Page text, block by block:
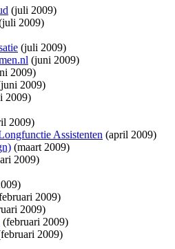
(juli 2009)
2009)
(juli 2009)
(juni 2009)
2009)
2009)
2009)
2009)
Assistenten (april 2009)
(maart 2009)
2009)
2009)
2009)
(februari 2009)
2009)